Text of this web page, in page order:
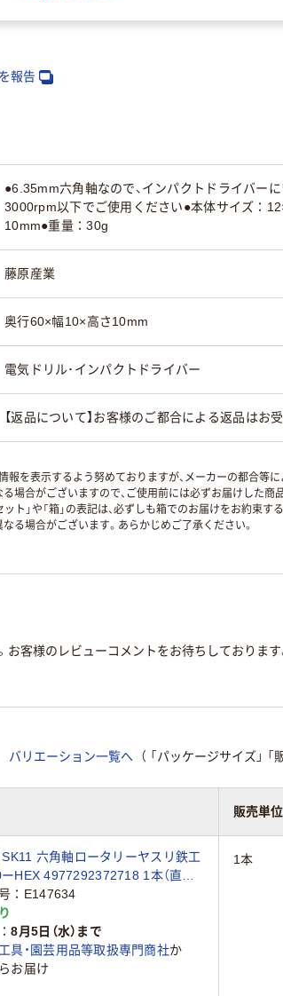
報告
●6.35mm六角軸なので、インパクトドライバー
3000rpm以下でご使用ください●本体サイズ：
10mm●重量：30g
藤原産業
奥行60×幅10×高さ10mm
電気ドリル･インパクトドライバー
【返品について】お客様のご都合による返品はお
を表示するよう努めておりますが、メーカーの都合等に
場合がございますので、ご使用前には必ずお届けした
ト」や「箱」の表記は、必ずしも箱でのお届けをお約束す
る場合がございます。あらかじめご了承ください。
客様のレビューコメントをお待ちしております
バリエーション一覧へ （ 「パッケージサイズ」 「
販売単位
六角軸ロータリーヤスリ鉄工
HEX 4977292372718 1本（直送
E147634
8月5日（水）まで
工具・園芸用品等取扱専門商社か
らお届け
1本